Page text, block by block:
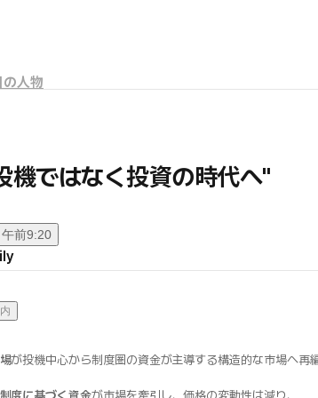
の人物
機ではなく投資の時代へ"
前9:20
が投機中心から制度圏の資金が主導する構造的な市場へ再